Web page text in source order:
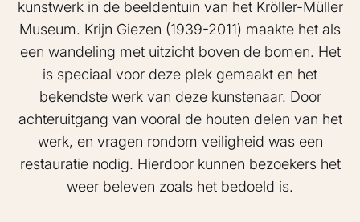
kunstwerk in de beeldentuin van het Kröller-Müller
Museum. Krijn Giezen (1939-2011) maakte het als
een wandeling met uitzicht boven de bomen. Het
is speciaal voor deze plek gemaakt en het
bekendste werk van deze kunstenaar. Door
achteruitgang van vooral de houten delen van het
werk, en vragen rondom veiligheid was een
restauratie nodig. Hierdoor kunnen bezoekers het
weer beleven zoals het bedoeld is.